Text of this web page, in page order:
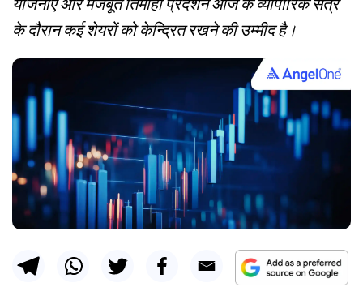
के दौरान कई शेयरों को केन्द्रित रखने की उम्मीद है।